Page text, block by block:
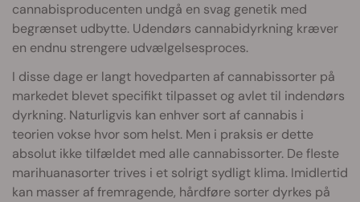
cannabisproducenten undgå en svag genetik med
begrænset udbytte. Udendørs cannabidyrkning kræver
en endnu strengere udvælgelsesproces.
I disse dage er langt hovedparten af cannabissorter på
markedet blevet specifikt tilpasset og avlet til indendørs
dyrkning. Naturligvis kan enhver sort af cannabis i
teorien vokse hvor som helst. Men i praksis er dette
absolut ikke tilfældet med alle cannabissorter. De fleste
marihuanasorter trives i et solrigt sydligt klima. Imidlertid
kan masser af fremragende, hårdføre sorter dyrkes på